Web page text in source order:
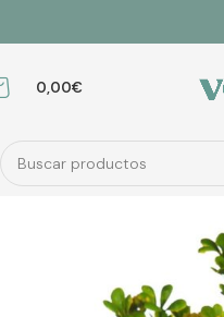
0,00€